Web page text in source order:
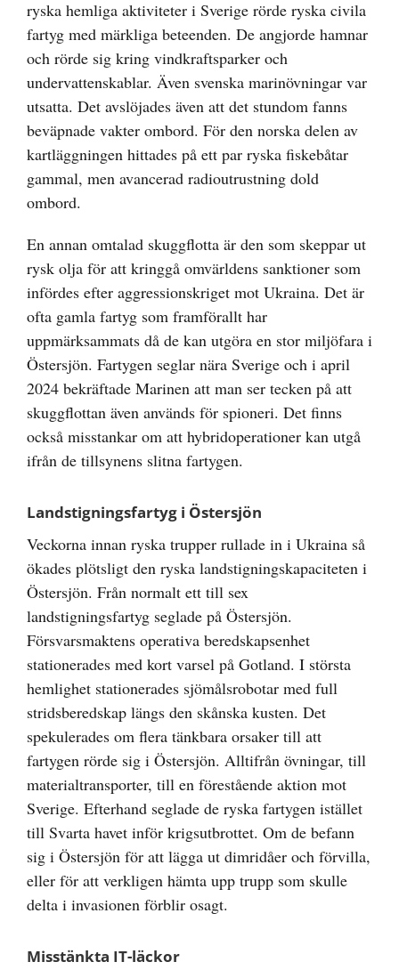
ryska hemliga aktiviteter i Sverige rörde ryska civila
fartyg med märkliga beteenden. De angjorde hamnar
och rörde sig kring vindkraftsparker och
undervattenskablar. Även svenska marinövningar var
utsatta. Det avslöjades även att det stundom fanns
beväpnade vakter ombord. För den norska delen av
kartläggningen hittades på ett par ryska fiskebåtar
gammal, men avancerad radioutrustning dold
ombord.
En annan omtalad skuggflotta är den som skeppar ut
rysk olja för att kringgå omvärldens sanktioner som
infördes efter aggressionskriget mot Ukraina. Det är
ofta gamla fartyg som framförallt har
uppmärksammats då de kan utgöra en stor miljöfara i
Östersjön. Fartygen seglar nära Sverige och i april
2024 bekräftade Marinen att man ser tecken på att
skuggflottan även används för spioneri. Det finns
också misstankar om att hybridoperationer kan utgå
ifrån de tillsynens slitna fartygen.
Landstigningsfartyg i Östersjön
Veckorna innan ryska trupper rullade in i Ukraina så
ökades plötsligt den ryska landstigningskapaciteten i
Östersjön. Från normalt ett till sex
landstigningsfartyg seglade på Östersjön.
Försvarsmaktens operativa beredskapsenhet
stationerades med kort varsel på Gotland. I största
hemlighet stationerades sjömålsrobotar med full
stridsberedskap längs den skånska kusten. Det
spekulerades om flera tänkbara orsaker till att
fartygen rörde sig i Östersjön. Alltifrån övningar, till
materialtransporter, till en förestående aktion mot
Sverige. Efterhand seglade de ryska fartygen istället
till Svarta havet inför krigsutbrottet. Om de befann
sig i Östersjön för att lägga ut dimridåer och förvilla,
eller för att verkligen hämta upp trupp som skulle
delta i invasionen förblir osagt.
Misstänkta IT-läckor